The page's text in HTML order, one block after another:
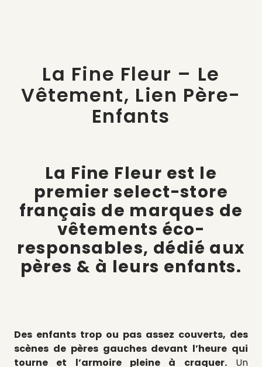
La Fine Fleur – Le
Vêtement, Lien Père-
Enfants
La Fine Fleur est le
premier select-store
français de marques de
vêtements éco-
responsables, dédié aux
pères & à leurs enfants.
Des enfants trop ou pas assez couverts, des
scènes de pères gauches devant l’heure qui
tourne et l’armoire pleine à craquer.Un